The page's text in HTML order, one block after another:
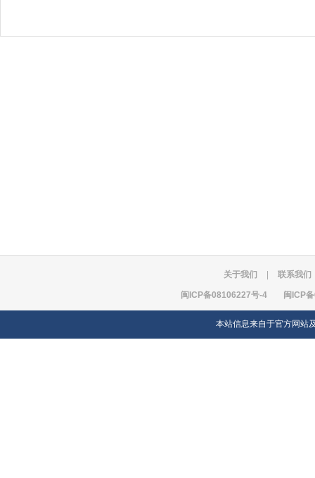
关于我们 联系我们
闽ICP备08106227号-4 闽ICP
本站信息来自于官方网站